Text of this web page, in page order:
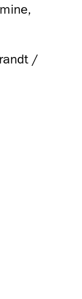
/